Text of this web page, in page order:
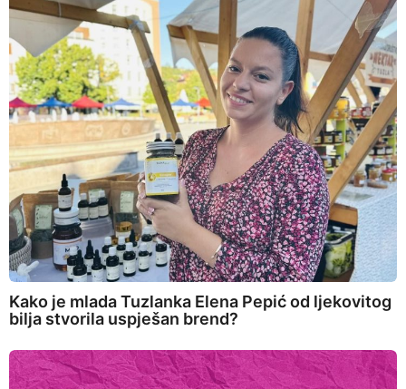
Kako je mlada Tuzlanka Elena Pepić od ljekovitog
bilja stvorila uspješan brend?